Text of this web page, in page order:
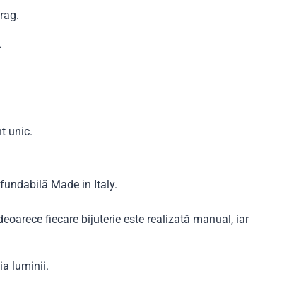
unic.
Made in Italy.
fiecare bijuterie este realizată manual, iar
luminii.